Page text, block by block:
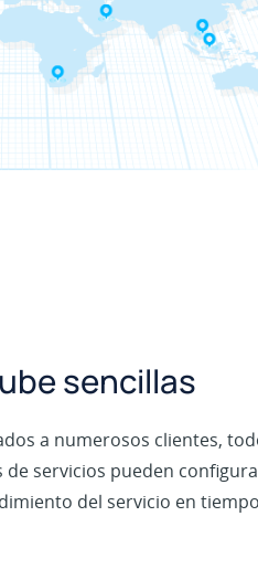
sencillas
a numerosos clientes,
servicios pueden
del servicio en